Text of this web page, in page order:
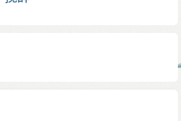
枉然，其美也就失去了意
朝春尽红颜老”之时，再来